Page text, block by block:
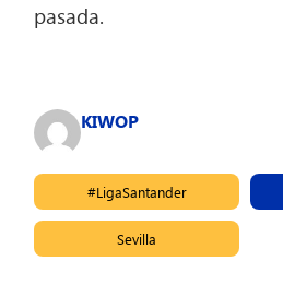
pasada.
KIWOP
#LigaSantander
Sevilla